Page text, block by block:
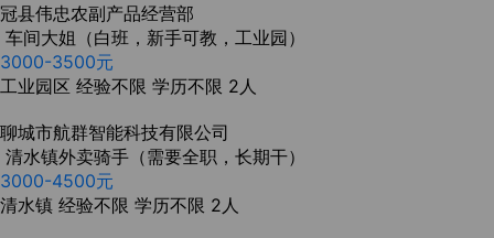
冠县伟忠农副产品经营部
车间大姐（白班，新手可教，工业园）
3000-3500元
工业园区 经验不限 学历不限 2人
聊城市航群智能科技有限公司
清水镇外卖骑手（需要全职，长期干）
3000-4500元
清水镇 经验不限 学历不限 2人